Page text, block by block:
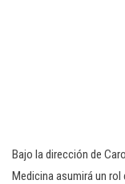
Bajo la dirección de
Medicina asumirá un